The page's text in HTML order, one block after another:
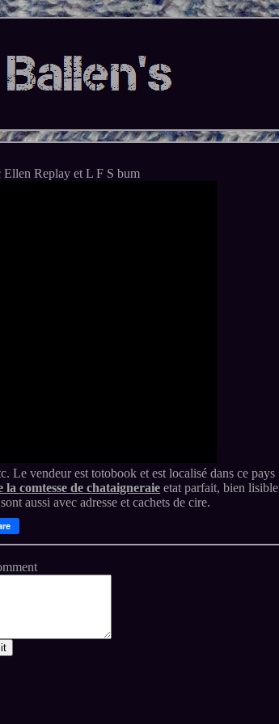
Replay et L F S bum
Le vendeur est totobook et est localisé dans ce pays
comtesse de chataigneraie etat parfait, bien lisible
aussi avec adresse et cachets de cire.